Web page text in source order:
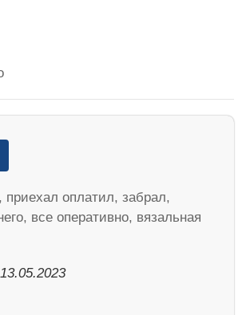
оплатил, забрал,
все оперативно, вязальная